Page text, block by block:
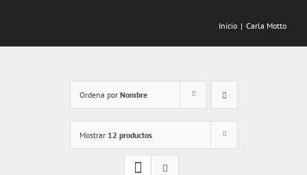
Inicio Carla Motto
Ordena por Nombre
Mostrar 12 productos